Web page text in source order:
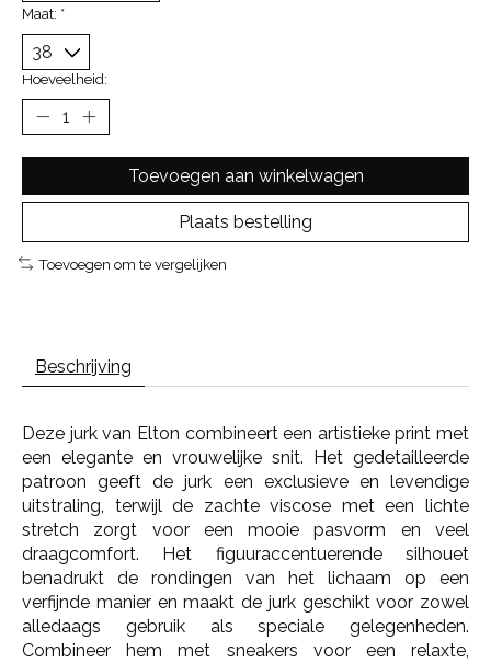
Maat: *
Hoeveelheid:
Toevoegen aan winkelwagen
Plaats bestelling
Toevoegen om te vergelijken
Beschrijving
Deze jurk van Elton combineert een artistieke print met
een elegante en vrouwelijke snit. Het gedetailleerde
patroon geeft de jurk een exclusieve en levendige
uitstraling, terwijl de zachte viscose met een lichte
stretch zorgt voor een mooie pasvorm en veel
draagcomfort. Het figuuraccentuerende silhouet
benadrukt de rondingen van het lichaam op een
verfijnde manier en maakt de jurk geschikt voor zowel
alledaags gebruik als speciale gelegenheden.
Combineer hem met sneakers voor een relaxte,